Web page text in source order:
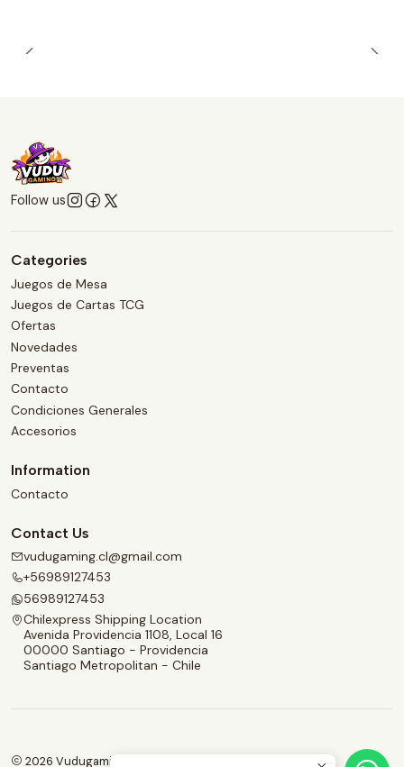
Follow us
Categories
Juegos de Mesa
Juegos de Cartas TCG
Ofertas
Novedades
Preventas
Contacto
Condiciones Generales
Accesorios
Information
Contacto
Contact Us
vudugaming.cl@gmail.com
+56989127453
56989127453
Chilexpress Shipping Location
Avenida Providencia 1108, Local 16
00000 Santiago - Providencia
Santiago Metropolitan - Chile
2026 Vudugaming.